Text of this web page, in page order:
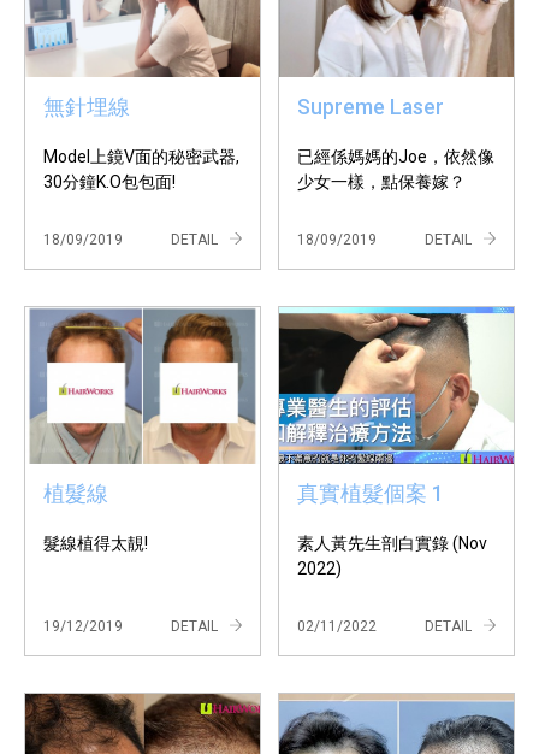
無針埋線
Model上鏡V面的秘密武器,
30分鐘K.O包包面!
18/09/2019 DETAIL
Supreme Laser
已經係媽媽的Joe，依然像
少女一樣，點保養嫁？
18/09/2019 DETAIL
植髮線
髮線植得太靚!
19/12/2019 DETAIL
真實植髮個案 1
素人黃先生剖白實錄 (Nov
2022)
02/11/2022 DETAIL